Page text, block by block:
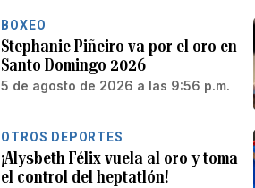
BOXEO
Stephanie Piñeiro va por el oro en
Santo Domingo 2026
5 de agosto de 2026 a las 9:56 p.m.
OTROS DEPORTES
¡Alysbeth Félix vuela al oro y toma
el control del heptatlón!